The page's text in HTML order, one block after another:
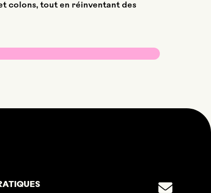
colons, tout en réinventant des